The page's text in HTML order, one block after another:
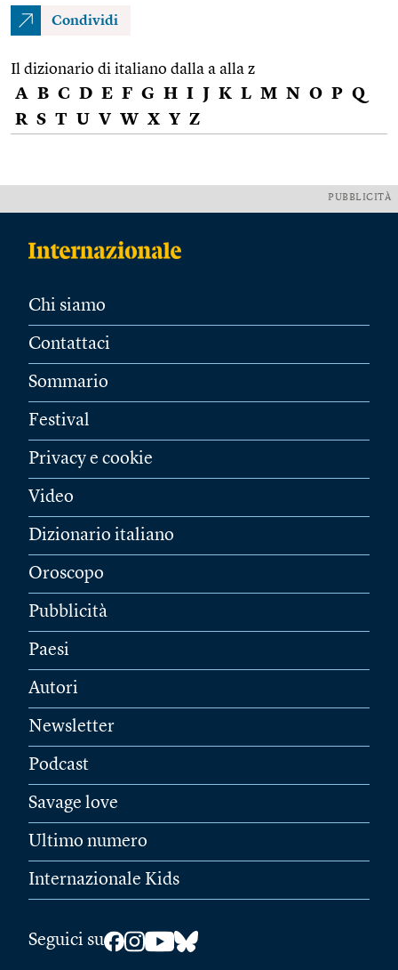
Condividi
Il dizionario di italiano dalla a alla z
A B C D E F G H I J K L M N O P Q
R S T U V W X Y Z
PUBBLICITÀ
Chi siamo
Contattaci
Sommario
Festival
Privacy e cookie
Video
Dizionario italiano
Oroscopo
Pubblicità
Paesi
Autori
Newsletter
Podcast
Savage love
Ultimo numero
Internazionale Kids
Seguici su